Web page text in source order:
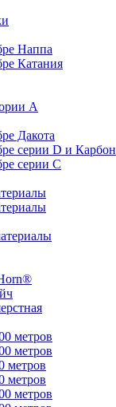
Наппа
Катания
A
Дакота
серии D и Карбон
серии С
метров
метров
метров
метров
метров